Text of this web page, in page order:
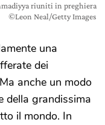
riuniti in preghiera
©Leon Neal/Getty Images
una
dei
anche un modo
della grandissima
il mondo. In